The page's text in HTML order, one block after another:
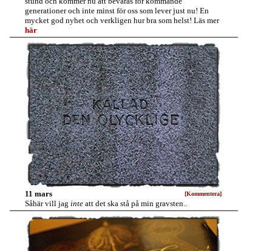
generationer och inte minst för oss som lever just nu! En
mycket god nyhet och verkligen hur bra som helst! Läs mer
här
11 mars [Kommentera]
Såhär vill jag inte att det ska stå på min gravsten..